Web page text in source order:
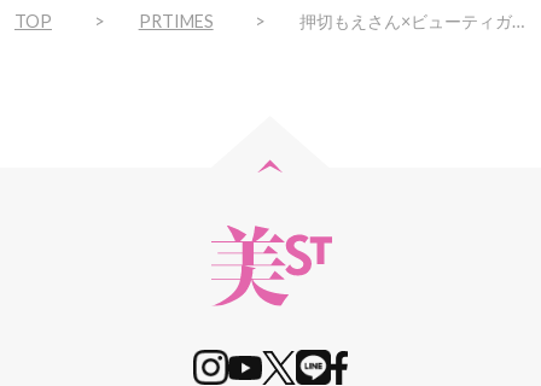
TOP PRTIMES 押切もえさん×ビューティガレージ共同開発、美容サロン専売品として「ミーウ プラチナコラーゲンミスト」を新発売